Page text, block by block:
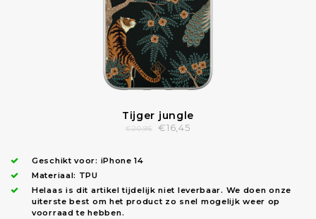
Tijger jungle
€20,95 €16,45
Geschikt voor: iPhone 14
Materiaal: TPU
Helaas is dit artikel tijdelijk niet leverbaar. We doen onze
uiterste best om het product zo snel mogelijk weer op
voorraad te hebben.